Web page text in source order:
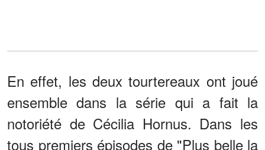
En effet, les deux tourtereaux ont joué
ensemble dans la série qui a fait la
notoriété de Cécilia Hornus. Dans les
tous premiers épisodes de "Plus belle la